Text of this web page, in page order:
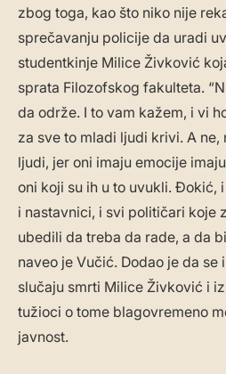
zbog toga, kao što niko nije
sprečavanju policije da uradi
studentkinje Milice Živković
sprata Filozofskog fakulteta.
da održe. I to vam kažem, i vi
za sve to mladi ljudi krivi. A
ljudi, jer oni imaju emocije
oni koji su ih u to uvukli. Đokić,
i nastavnici, i svi političari koje
ubedili da treba da rade, a da
naveo je Vučić. Dodao je da
slučaju smrti Milice Živković i
tužioci o tome blagovremeno
javnost.